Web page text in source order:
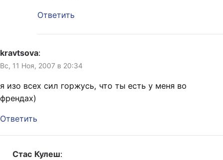
Ответить
kravtsova:
Вс, 11 Ноя, 2007 в 20:34
я изо всех сил горжусь, что ты есть у меня во
френдах)
Ответить
Стас Кулеш: